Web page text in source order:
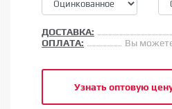
ДОСТАВКА:
ОПЛАТА:
Вы
Узнать оптовую